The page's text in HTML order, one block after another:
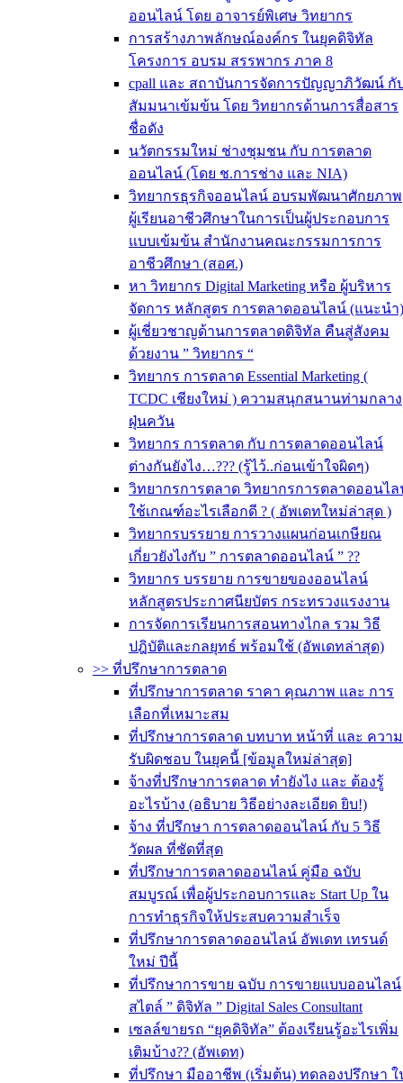
ออนไลน์ โดย อาจารย์พิเศษ วิทยากร
การสร้างภาพลักษณ์องค์กร ในยุคดิจิทัล
โครงการ อบรม สรรพากร ภาค 8
cpall และ สถาบันการจัดการปัญญาภิวัฒน์ กั
สัมมนาเข้มข้น โดย วิทยากรด้านการสื่อสาร
ชื่อดัง
นวัตกรรมใหม่ ช่างชุมชน กับ การตลาด
ออนไลน์ (โดย ช.การช่าง และ NIA)
วิทยากรธุรกิจออนไลน์ อบรมพัฒนาศักยภาพ
ผู้เรียนอาชีวศึกษาในการเป็นผู้ประกอบการ
แบบเข้มข้น สำนักงานคณะกรรมการการ
อาชีวศึกษา (สอศ.)
หา วิทยากร Digital Marketing หรือ ผู้บริหาร
จัดการ หลักสูตร การตลาดออนไลน์ (แนะนำ)
ผู้เชี่ยวชาญด้านการตลาดดิจิทัล คืนสู่สังคม
ด้วยงาน ” วิทยากร “
วิทยากร การตลาด Essential Marketing (
TCDC เชียงใหม่ ) ความสนุกสนานท่ามกลาง
ฝุ่นควัน
วิทยากร การตลาด กับ การตลาดออนไลน์
ต่างกันยังไง…??? (รู้ไว้..ก่อนเข้าใจผิดๆ)
วิทยากรการตลาด วิทยากรการตลาดออนไ
ใช้เกณฑ์อะไรเลือกดี ? ( อัพเดทใหม่ล่าสุด )
วิทยากรบรรยาย การวางแผนก่อนเกษียณ
เกี่ยวยังไงกับ ” การตลาดออนไลน์ ” ??
วิทยากร บรรยาย การขายของออนไลน์
หลักสูตรประกาศนียบัตร กระทรวงแรงงาน
การจัดการเรียนการสอนทางไกล รวม วิธี
ปฎิบัติและกลยุทธ์ พร้อมใช้ (อัพเดทล่าสุด)
>> ที่ปรึกษาการตลาด
ที่ปรึกษาการตลาด ราคา คุณภาพ และ การ
เลือกที่เหมาะสม
ที่ปรึกษาการตลาด บทบาท หน้าที่ และ ความ
รับผิดชอบ ในยุคนี้ [ข้อมูลใหม่ล่าสุด]
จ้างที่ปรึกษาการตลาด ทำยังไง และ ต้องรู้
อะไรบ้าง (อธิบาย วิธีอย่างละเอียด ยิบ!)
จ้าง ที่ปรึกษา การตลาดออนไลน์ กับ 5 วิธี
วัดผล ที่ชัดที่สุด
ที่ปรึกษาการตลาดออนไลน์ คู่มือ ฉบับ
สมบูรณ์ เพื่อผู้ประกอบการและ Start Up ใน
การทำธุรกิจให้ประสบความสำเร็จ
ที่ปรึกษาการตลาดออนไลน์ อัพเดท เทรนด์
ใหม่ ปีนี้
ที่ปรึกษาการขาย ฉบับ การขายแบบออนไลน์
สไตล์ ” ดิจิทัล ” Digital Sales Consultant
เซลล์ขายรถ “ยุคดิจิทัล” ต้องเรียนรู้อะไรเพิ่ม
เติมบ้าง?? (อัพเดท)
ที่ปรึกษา มืออาชีพ (เริ่มต้น) ทดลองปรึกษา ใ